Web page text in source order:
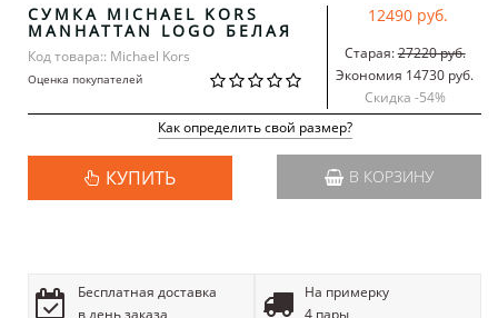
СУМКА MICHAEL KORS
MANHATTAN LOGO БЕЛАЯ
Код товара:: Michael Kors
Оценка покупателей
12490 руб.
Старая:27220 руб.
Экономия 14730 руб.
Скидка -54%
Как определить свой размер?
КУПИТЬ В КОРЗИНУ
Бесплатная доставка
в день заказа
На примерку
4 пары